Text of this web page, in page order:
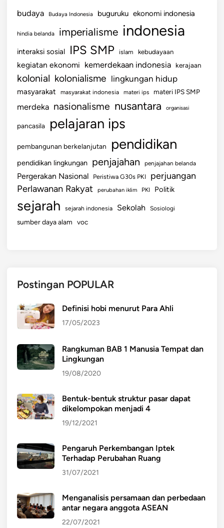
e
r
t
a
j
a
m
K
s
j
a
h
t
r
budaya Budaya Indonesia buguruku ekonomi indonesia
hindia belanda imperialisme indonesia
interaksi sosial IPS SMP islam kebudayaan
kegiatan ekonomi kemerdekaan indonesia kerajaan
kolonial kolonialisme lingkungan hidup
masyarakat masyarakat indonesia materi ips materi IPS SMP
merdeka nasionalisme nusantara organisasi
pancasila pelajaran ips
pembangunan berkelanjutan pendidikan
pendidikan lingkungan penjajahan penjajahan belanda
Pergerakan Nasional Peristiwa G30s PKI perjuangan
Perlawanan Rakyat perubahan iklim PKI Politik
sejarah sejarah indonesia Sekolah Sosiologi
sumber daya alam voc
Postingan POPULAR
Definisi hobi menurut Para Ahli
17/05/2023
Rangkuman BAB 1 Manusia Tempat dan
Lingkungan
19/08/2020
Bentuk-bentuk struktur pasar dapat
dikelompokan menjadi 4
19/12/2021
Pengaruh Perkembangan Iptek
Terhadap Perubahan Ruang
31/07/2021
Menganalisis persamaan dan perbedaan
antar negara anggota ASEAN
22/07/2021